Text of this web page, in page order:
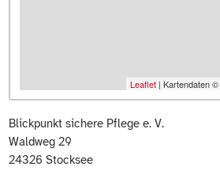
Leaflet | Kartendaten
Blickpunkt sichere Pflege e. V.
Waldweg 29
24326 Stocksee